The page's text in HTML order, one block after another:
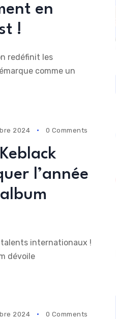
en
!
redéfinit les
comme un
2024 0 Comments
l’année
talents internationaux !
dévoile
2024 0 Comments